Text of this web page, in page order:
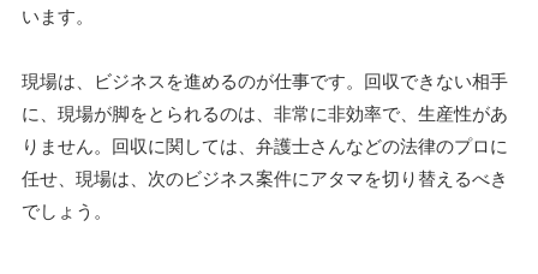
います。
現場は、ビジネスを進めるのが仕事です。回収できない相手
に、現場が脚をとられるのは、非常に非効率で、生産性があ
りません。回収に関しては、弁護士さんなどの法律のプロに
任せ、現場は、次のビジネス案件にアタマを切り替えるべき
でしょう。